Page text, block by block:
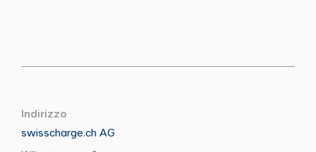
Indirizzo
swisscharge.ch AG